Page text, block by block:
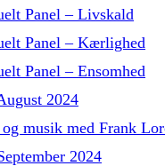
Panel – Livskald
Panel – Kærlighed
Panel – Ensomhed
2024
musik med Frank
2024